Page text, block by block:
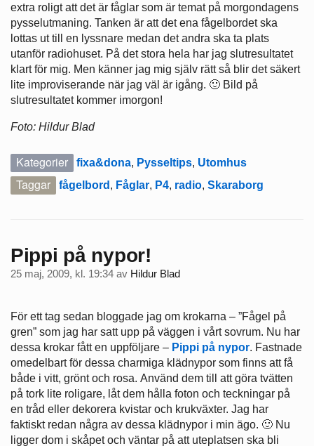
extra roligt att det är fåglar som är temat på morgondagens
pysselutmaning. Tanken är att det ena fågelbordet ska
lottas ut till en lyssnare medan det andra ska ta plats
utanför radiohuset. På det stora hela har jag slutresultatet
klart för mig. Men känner jag mig själv rätt så blir det säkert
lite improviserande när jag väl är igång. 🙂 Bild på
slutresultatet kommer imorgon!
Foto: Hildur Blad
Kategorier fixa&dona, Pysseltips, Utomhus
Taggar fågelbord , Fåglar, P4, radio, Skaraborg
Pippi på nypor!
25 maj, 2009, kl. 19:34 av Hildur Blad
För ett tag sedan bloggade jag om krokarna – ”Fågel på
gren” som jag har satt upp på väggen i vårt sovrum. Nu har
dessa krokar fått en uppföljare – Pippi på nypor. Fastnade
omedelbart för dessa charmiga klädnypor som finns att få
både i vitt, grönt och rosa. Använd dem till att göra tvätten
på tork lite roligare, låt dem hålla foton och teckningar på
en tråd eller dekorera kvistar och krukväxter. Jag har
faktiskt redan några av dessa klädnypor i min ägo. 🙂 Nu
ligger dom i skåpet och väntar på att uteplatsen ska bli